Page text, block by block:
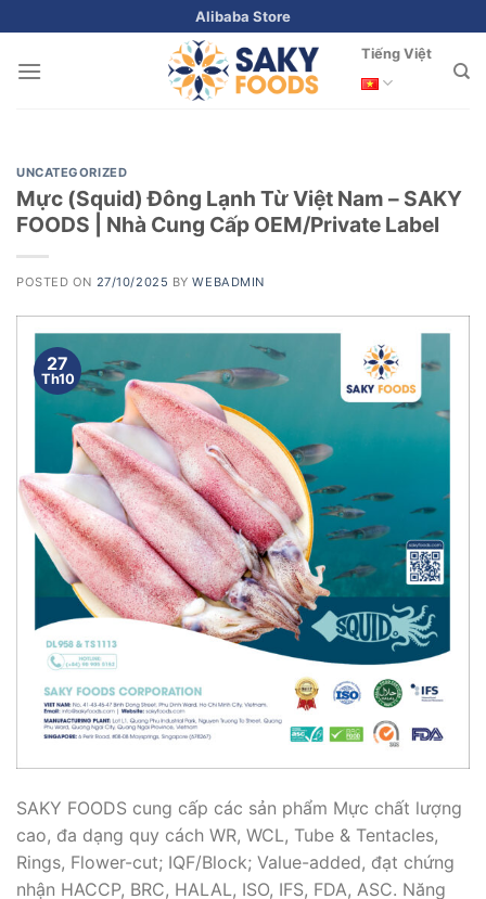
to
content
Alibaba Store
Tiếng Việt
UNCATEGORIZED
Mực (Squid) Đông Lạnh Từ Việt Nam – SAKY
FOODS | Nhà Cung Cấp OEM/Private Label
POSTED ON 27/10/2025 BYWEBADMIN
27
Th10
SAKY FOODS cung cấp các sản phẩm Mực chất lượng
cao, đa dạng quy cách WR, WCL, Tube & Tentacles,
Rings, Flower-cut; IQF/Block; Value-added, đạt chứng
nhận HACCP, BRC, HALAL, ISO, IFS, FDA, ASC. Năng